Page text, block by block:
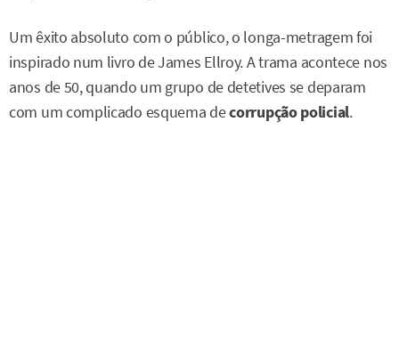
Um êxito absoluto com o público, o longa-metragem foi
inspirado num livro de James Ellroy. A trama acontece nos
anos de 50, quando um grupo de detetives se deparam
com um complicado esquema decorrupção policial.